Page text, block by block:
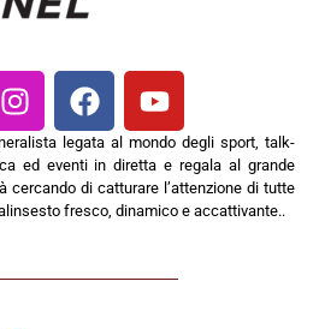
legata al mondo degli sport, talk-
ed eventi in diretta e regala al grande
cercando di catturare l’attenzione di tutte
fresco, dinamico e accattivante..